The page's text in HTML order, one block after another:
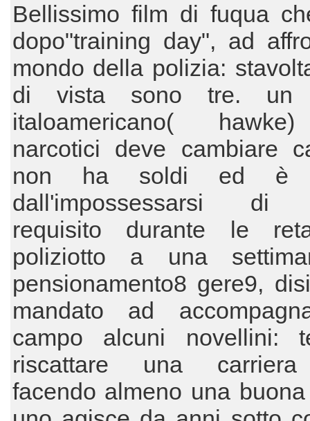
Bellissimo film di fuqua
dopo"training day", ad
mondo della polizia:
di vista sono tre. un
italoamericano(
narcotici deve cambiare
non ha soldi ed è
dall'impossessarsi di
requisito durante le
poliziotto a una
pensionamento8 gere9,
mandato ad
campo alcuni novellini:
riscattare una
facendo almeno una